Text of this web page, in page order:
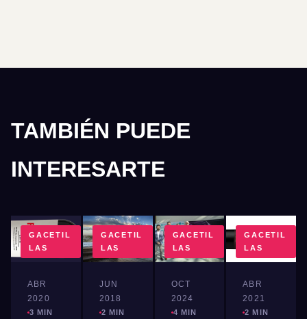
TAMBIÉN PUEDE
INTERESARTE
GACETIL
LAS
ABR
2020
3 MIN
GACETIL
LAS
JUN
2018
2 MIN
GACETIL
LAS
OCT
2024
4 MIN
GACETIL
LAS
ABR
2021
2 MIN